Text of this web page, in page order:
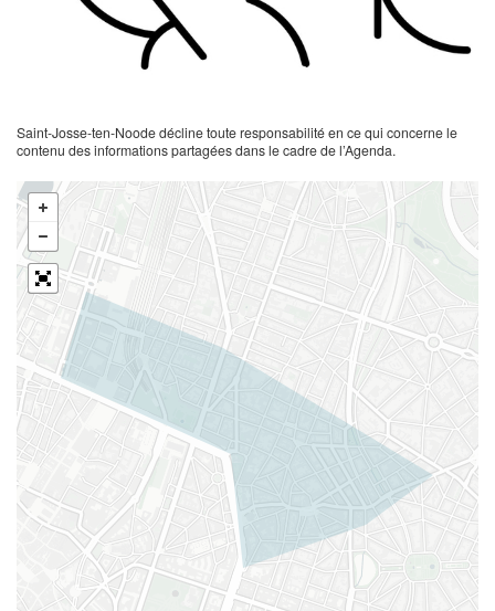
Saint-Josse-ten-Noode décline toute responsabilité en ce qui concerne le
contenu des informations partagées dans le cadre de l’Agenda.